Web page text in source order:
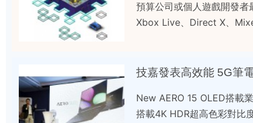
預算公司或個人遊戲開發
Xbox Live、Direct X、
技嘉發表高效能 5G筆
New AERO 15 OLED搭載
搭載4K HDR超高色彩對比